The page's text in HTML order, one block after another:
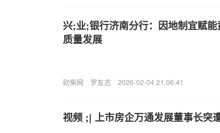
兴;业;银行济南分行：因地制宜赋
质量发展
砍柴网 罗友志 2026-02-04 21:06:41
视频 ;| 上市房企万通发展董事长突